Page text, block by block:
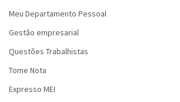
Meu Departamento Pessoal
Gestão empresarial
Questões Trabalhistas
Tome Nota
Expresso MEI